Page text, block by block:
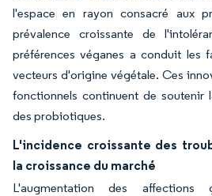
l'espace en rayon consacré aux
prévalence croissante de
préférences véganes a conduit les
vecteurs d'origine végétale. Ces
fonctionnels continuent de soutenir
des probiotiques.
L'incidence croissante des
la croissance du marché
L'augmentation des affections